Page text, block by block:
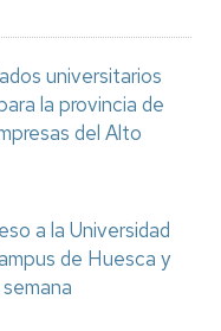
universitarios
la provincia de
del Alto
a la Universidad
de Huesca y